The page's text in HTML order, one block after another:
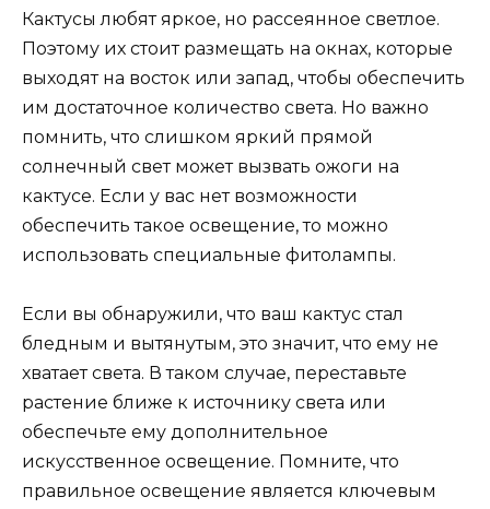
Кактусы любят яркое, но рассеянное светлое.
Поэтому их стоит размещать на окнах, которые
выходят на восток или запад, чтобы обеспечить
им достаточное количество света. Но важно
помнить, что слишком яркий прямой
солнечный свет может вызвать ожоги на
кактусе. Если у вас нет возможности
обеспечить такое освещение, то можно
использовать специальные фитолампы.
Если вы обнаружили, что ваш кактус стал
бледным и вытянутым, это значит, что ему не
хватает света. В таком случае, переставьте
растение ближе к источнику света или
обеспечьте ему дополнительное
искусственное освещение. Помните, что
правильное освещение является ключевым